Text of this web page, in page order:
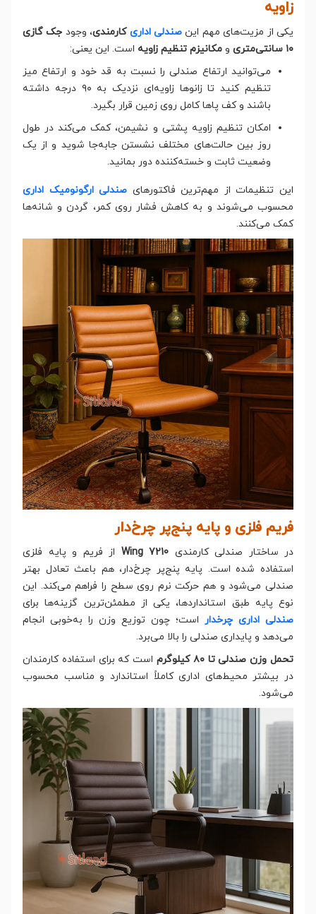
زاویه
یکی از مزیت‌های مهم این صندلی اداری کارمندی، وجود جک گازی
۱۰ سانتی‌متری
و مکانیزم تنظیم زاویه است. این یعنی:
می‌توانید ارتفاع صندلی را نسبت به قد خود و ارتفاع میز
تنظیم کنید تا زانوها زاویه‌ای نزدیک به ۹۰ درجه داشته
باشند و کف پاها کامل روی زمین قرار بگیرد.
امکان تنظیم زاویه پشتی و نشیمن، کمک می‌کند در طول
روز بین حالت‌های مختلف نشستن جابه‌جا شوید و از یک
وضعیت ثابت و خسته‌کننده دور بمانید.
این تنظیمات از مهم‌ترین فاکتورهای صندلی ارگونومیک اداری
محسوب می‌شوند و به کاهش فشار روی کمر، گردن و شانه‌ها
کمک می‌کنند.
فریم فلزی و پایه پنج‌پر چرخ‌دار
در ساختار صندلی کارمندی Wing 7210 از فریم و پایه فلزی
استفاده شده است. پایه پنج‌پر چرخ‌دار، هم باعث تعادل بهتر
صندلی می‌شود و هم حرکت نرم روی سطح را فراهم می‌کند. این
نوع پایه طبق استانداردها، یکی از مطمئن‌ترین گزینه‌ها برای
صندلی اداری چرخدار
است؛ چون توزیع وزن را به‌خوبی انجام
می‌دهد و پایداری صندلی را بالا می‌برد.
تحمل وزن صندلی تا ۸۰ کیلوگرم
است که برای استفاده کارمندان
در بیشتر محیط‌های اداری کاملاً استاندارد و مناسب محسوب
می‌شود.